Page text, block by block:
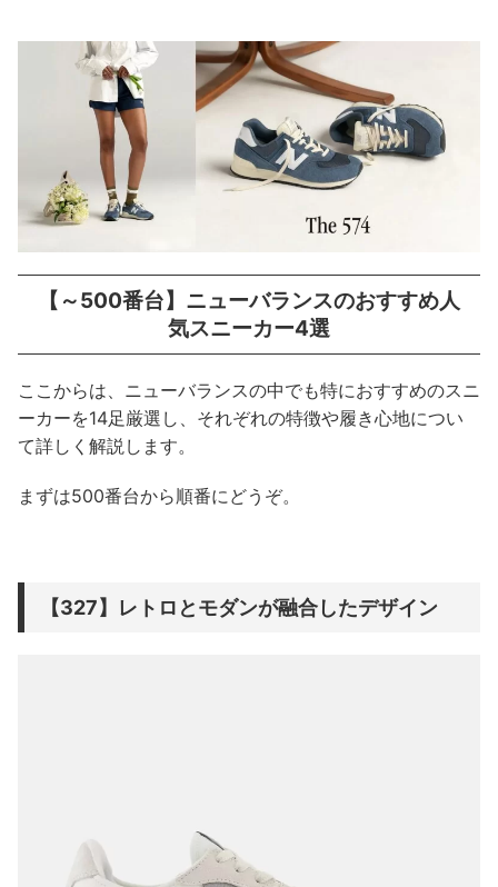
【～500番台】ニューバランスのおすすめ人
気スニーカー4選
ここからは、ニューバランスの中でも特におすすめのスニ
ーカーを14足厳選し、それぞれの特徴や履き心地につい
て詳しく解説します。
まずは500番台から順番にどうぞ。
【327】レトロとモダンが融合したデザイン